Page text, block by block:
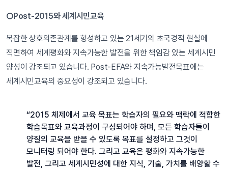
○Post-2015와 세계시민교육
복잡한 상호의존관계를 형성하고 있는 21세기의 초국경적 현실에
직면하여 세계평화와 지속가능한 발전을 위한 책임감 있는 세계시민
양성이 강조되고 있습니다. Post-EFA와 지속가능발전목표에는
세계시민교육의 중요성이 강조되고 있습니다.
“2015 체제에서 교육 목표는 학습자의 필요와 맥락에 적합한
학습목표와 교육과정이 구성되어야 하며, 모든 학습자들이
양질의 교육을 받을 수 있도록 목표를 설정하고 그것이
모니터링 되어야 한다. 그리고 교육은 평화와 지속가능한
발전, 그리고 세계시민성에 대한 지식, 기술, 가치를 배양할 수